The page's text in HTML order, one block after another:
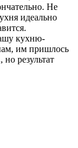
Не
идеально
кухню-
им пришлось
результат